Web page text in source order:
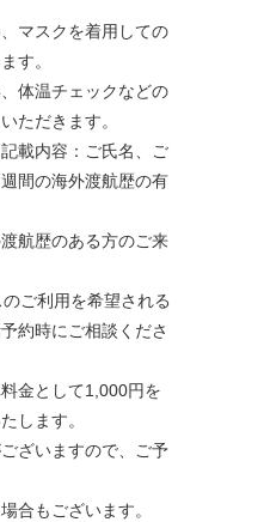
マスクを着用しての
す。
体温チェックなどの
ただきます。
載内容：ご氏名、ご
間の海外渡航歴の有
航歴のある方のご来
ご利用を希望される
約時にご相談くださ
金として1,000円を
します。
ざいますので、ご予
合もございます。